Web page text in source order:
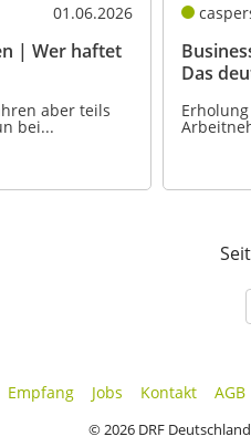
01.06.2026
| Wer haftet
aber teils
bei...
Das
Empfang Jobs Kontakt AGB
© 2026 DRF